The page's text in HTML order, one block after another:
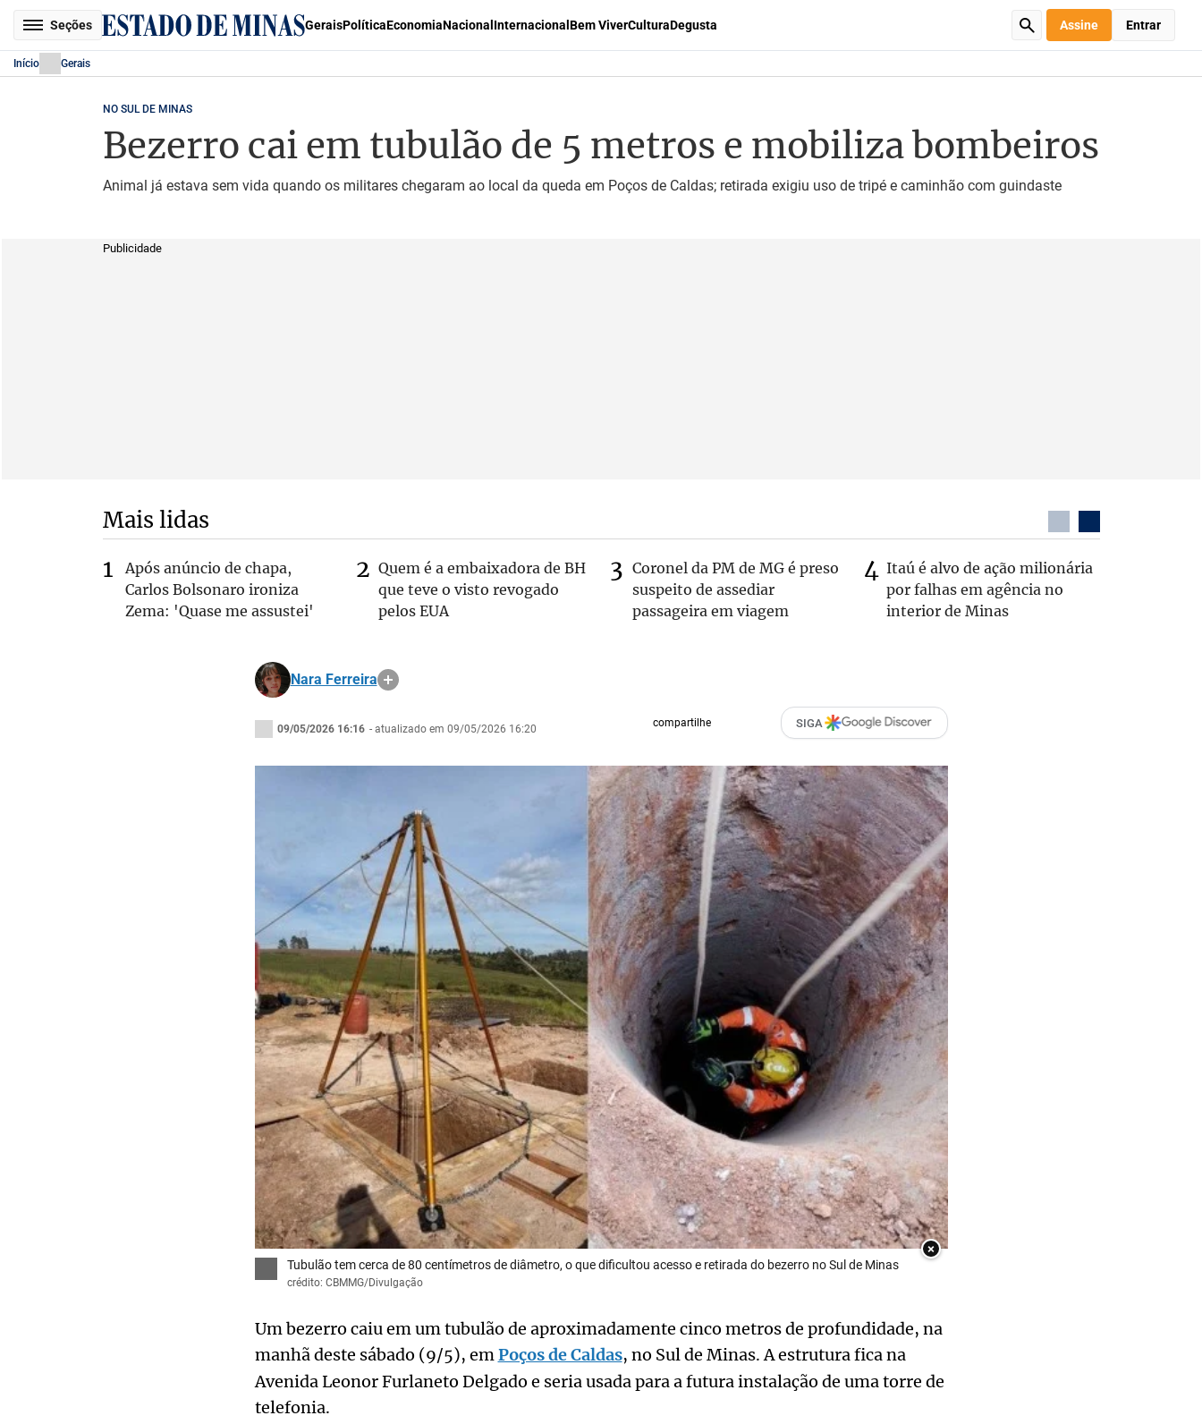
Seções GeraisPolíticaEconomiaNacional Internacional Bem ViverCulturaDegusta Assine Entrar
Início Gerais
NO SUL DE MINAS
Bezerro cai em tubulão de 5 metros e mobiliza bombeiros
Animal já estava sem vida quando os militares chegaram ao local da queda em Poços de Caldas; retirada exigiu uso de tripé e caminhão com guindaste
Publicidade
Mais lidas
Após anúncio de chapa,
Carlos Bolsonaro ironiza
Zema: 'Quase me assustei'
Quem é a embaixadora de BH
que teve o visto revogado
pelos EUA
Coronel da PM de MG é preso
suspeito de assediar
passageira em viagem
Itaú é alvo de ação milionária
por falhas em agência no
interior de Minas
Nara Ferreira
09/05/2026 16:16 - atualizado em 09/05/2026 16:20 compartilhe SIGA
×
Tubulão tem cerca de 80 centímetros de diâmetro, o que dificultou acesso e retirada do bezerro no Sul de Minas
crédito: CBMMG/Divulgação
Um bezerro caiu em um tubulão de aproximadamente cinco metros de profundidade, na
manhã deste sábado (9/5), emPoços de Caldas, no Sul de Minas. A estrutura fica na
Avenida Leonor Furlaneto Delgado e seria usada para a futura instalação de uma torre de
telefonia.